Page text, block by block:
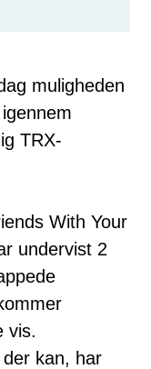
muligheden
TRX-
With Your
undervist 2
vis.
kan, har